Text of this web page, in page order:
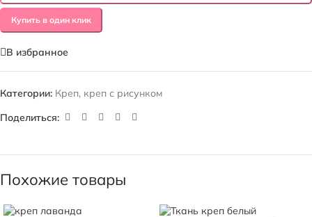
Купить в один клик
В избранное
Категории: Креп, креп с рисунком
Поделиться:
Похожие товары